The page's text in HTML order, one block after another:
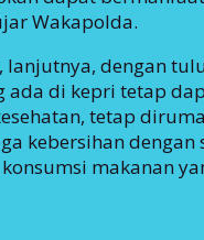
Wakapolda.
lanjutnya, dengan
ada di kepri tetap
tetap
kebersihan dengan
makanan